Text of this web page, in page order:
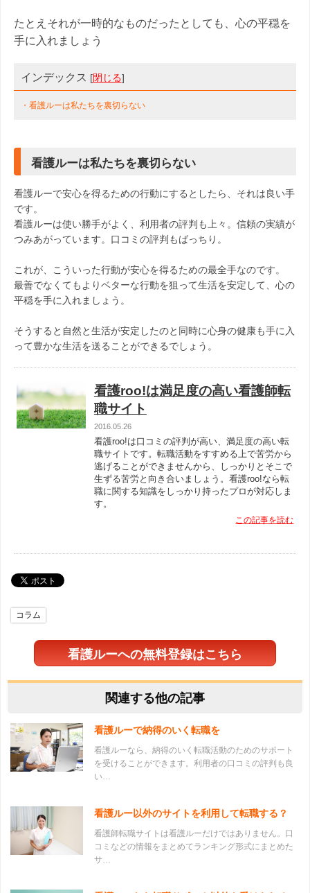
たとえそれが一時的なものだったとしても、心の平穏を
手に入れましょう
インデックス [閉じる]
・看護ルーは私たちを裏切らない
看護ルーは私たちを裏切らない
看護ルーで安心を得るための行動にするとしたら、それは良い手
です。
看護ルーは使い勝手がよく、利用者の評判も上々。信頼の実績が
つみあがっています。口コミの評判もばっちり。
これが、こういった行動が安心を得るための最全手なのです。
最善でなくてもよりベターな行動を狙って生活を安定して、心の
平穏を手に入れましょう。
そうすると自然と生活が安定したのと同時に心身の健康も手に入
って豊かな生活を送ることができるでしょう。
看護roo!は満足度の高い看護師転
職サイト
2016.05.26
看護roo!は口コミの評判が高い、満足度の高い転
職サイトです。転職活動をすすめる上で苦労から
逃げることができませんから、しっかりとそこで
生ずる苦労と向き合いましょう。看護roo!なら転
職に関する知識をしっかり持ったプロが対応しま
す。
この記事を読む
コラム
看護ルーへの無料登録はこちら
関連する他の記事
看護ルーで納得のいく転職を
看護ルーなら、納得のいく転職活動のためのサポート
を受けることができます。利用者の口コミの評判も良
い…
看護ルー以外のサイトを利用して転職する？
看護師転職サイトは看護ルーだけではありません。口
コミなどの情報をまとめてランキング形式にまとめた
サ…